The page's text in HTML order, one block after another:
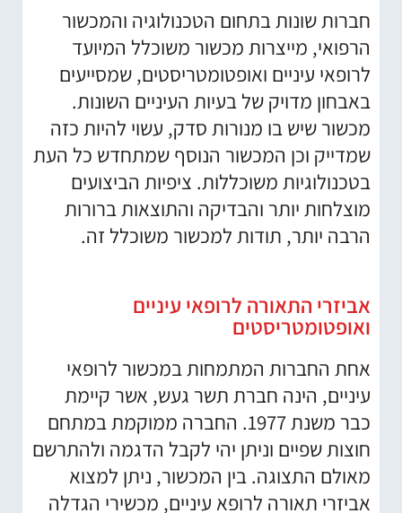
חברות שונות בתחום הטכנולוגיה והמכשור
הרפואי, מייצרות מכשור משוכלל המיועד
לרופאי עיניים ואופטומטריסטים, שמסייעים
באבחון מדויק של בעיות העיניים השונות.
מכשור שיש בו מנורות סדק, עשוי להיות כזה
שמדייק וכן המכשור הנוסף שמתחדש כל העת
בטכנולוגיות משוכללות. ציפיות הביצועים
מוצלחות יותר והבדיקה והתוצאות ברורות
הרבה יותר, תודות למכשור משוכלל זה.
אביזרי התאורה לרופאי עיניים
ואופטומטריסטים
אחת החברות המתמחות במכשור לרופאי
עיניים, הינה חברת תשר געש, אשר קיימת
כבר משנת 1977. החברה ממוקמת במתחם
חוצות שפיים וניתן יהי לקבל הדגמה ולהתרשם
מאולם התצוגה. בין המכשור, ניתן למצוא
אביזרי תאורה לרופא עיניים, מכשירי הגדלה